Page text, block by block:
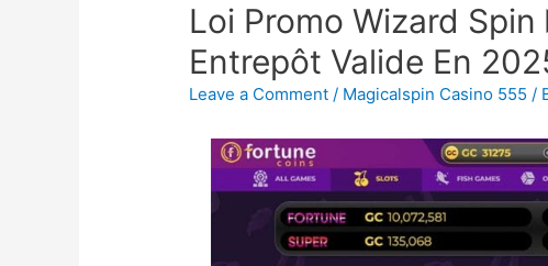
Loi Promo Wizard
Entrepôt Valide En
Leave a Comment / Magicalspin Casino 555 /